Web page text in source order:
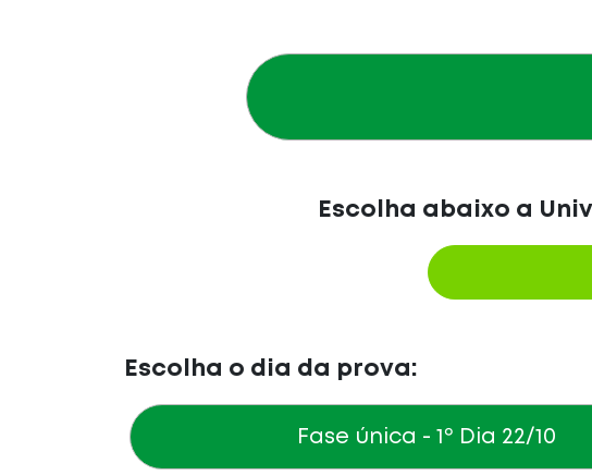
Escolha abaixo a
Escolha o dia da prova:
Fase única - 1º Dia 22/10